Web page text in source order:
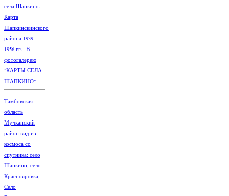
села Шапкино.
Карта
Шапкинскинского
района 1939-
1956 гг. В
фотогалерею
"КАРТЫ СЕЛА
ШАПКИНО"
Тамбовская
область
Мучкапский
район вид из
космоса со
спутника: село
Шапкино, село
Краснояровка,
Село